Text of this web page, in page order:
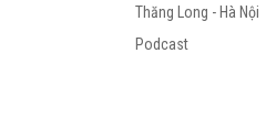
Thăng Long - Hà Nội
Podcast